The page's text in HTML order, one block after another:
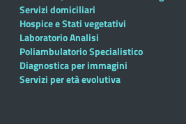
Servizi domiciliari
Hospice e Stati vegetativi
Laboratorio Analisi
Poliambulatorio Specialistico
Diagnostica per immagini
Servizi per età evolutiva